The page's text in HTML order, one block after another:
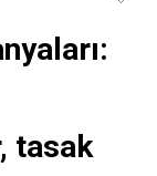
tasak